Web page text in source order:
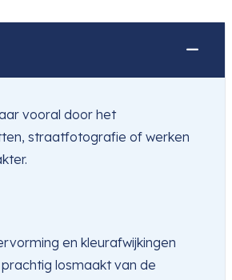
vooral door het
straatfotografie of werken
en kleurafwijkingen
losmaakt van de